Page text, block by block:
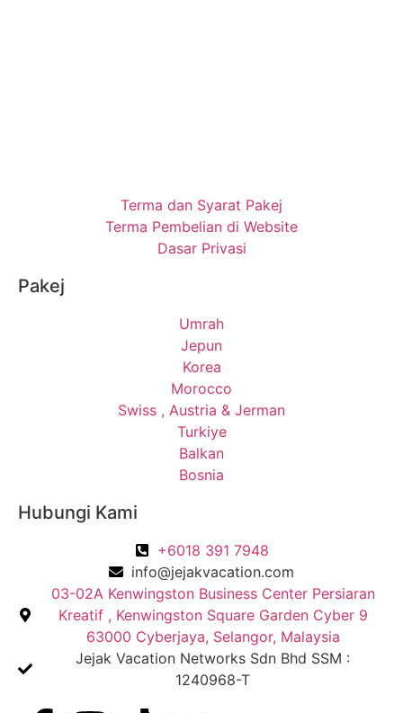
Terma dan Syarat Pakej
Terma Pembelian di Website
Dasar Privasi
Pakej
Umrah
Jepun
Korea
Morocco
Swiss , Austria & Jerman
Turkiye
Balkan
Bosnia
Hubungi Kami
+6018 391 7948
info@jejakvacation.com
03-02A Kenwingston Business Center Persiaran
Kreatif , Kenwingston Square Garden Cyber 9
63000 Cyberjaya, Selangor, Malaysia
Jejak Vacation Networks Sdn Bhd SSM :
1240968-T​